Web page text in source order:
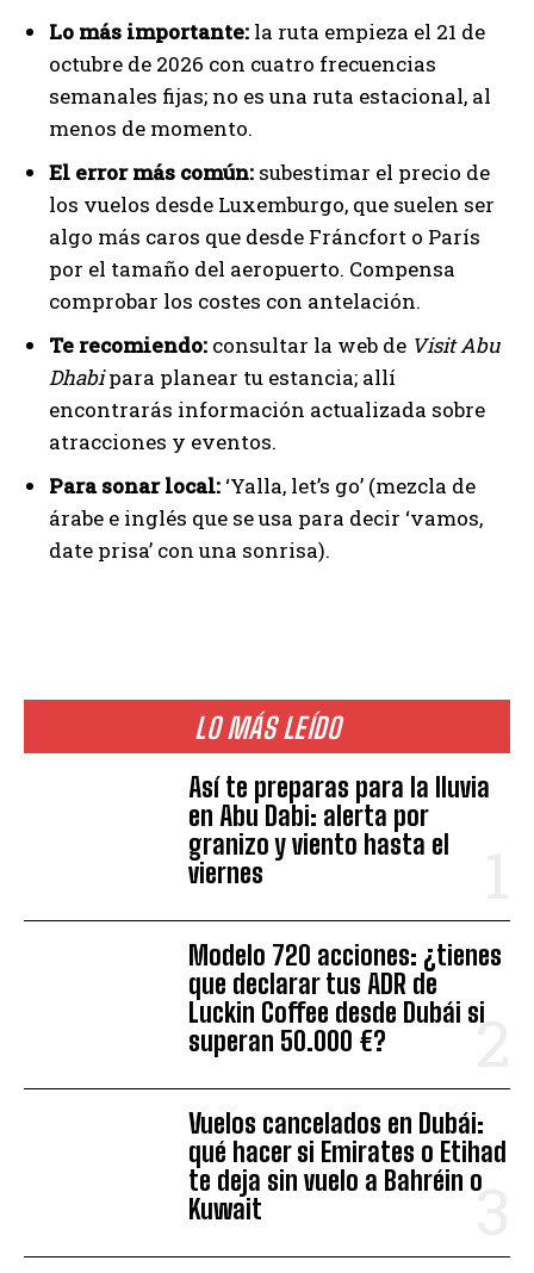
LO MÁS LEÍDO
Así te preparas para la lluvia
en Abu Dabi: alerta por
granizo y viento hasta el
viernes
Modelo 720 acciones: ¿tienes
que declarar tus ADR de
Luckin Coffee desde Dubái si
superan 50.000 €?
Vuelos cancelados en Dubái:
qué hacer si Emirates o Etihad
te deja sin vuelo a Bahréin o
Kuwait
Lo más importante: la ruta empieza el 21 de
octubre de 2026 con cuatro frecuencias
semanales fijas; no es una ruta estacional, al
menos de momento.
El error más común: subestimar el precio de
los vuelos desde Luxemburgo, que suelen ser
algo más caros que desde Fráncfort o París
por el tamaño del aeropuerto. Compensa
comprobar los costes con antelación.
Te recomiendo: consultar la web de Visit Abu
Dhabipara planear tu estancia; allí
encontrarás información actualizada sobre
atracciones y eventos.
Para sonar local: ‘Yalla, let’s go’ (mezcla de
árabe e inglés que se usa para decir ‘vamos,
date prisa’ con una sonrisa).